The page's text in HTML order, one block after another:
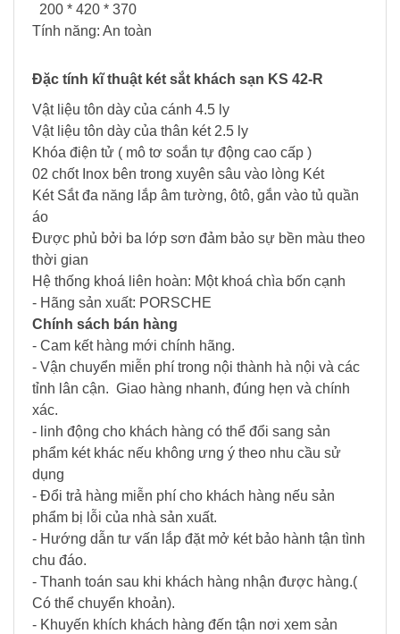
200 * 420 * 370
Tính năng: An toàn
Đặc tính kĩ thuật két sắt khách sạn KS 42-R
Vật liệu tôn dày của cánh 4.5 ly
Vật liệu tôn dày của thân két 2.5 ly
Khóa điện tử ( mô tơ soắn tự động cao cấp )
02 chốt Inox bên trong xuyên sâu vào lòng Két
Két Sắt đa năng lắp âm tường, ôtô, gắn vào tủ quần
áo
Được phủ bởi ba lớp sơn đảm bảo sự bền màu theo
thời gian
Hệ thống khoá liên hoàn: Một khoá chìa bốn cạnh
- Hãng sản xuất: PORSCHE
Chính sách bán hàng
- Cam kết hàng mới chính hãng.
- Vận chuyển miễn phí trong nội thành hà nội và các
tỉnh lân cận. Giao hàng nhanh, đúng hẹn và chính
xác.
- linh động cho khách hàng có thể đổi sang sản
phẩm két khác nếu không ưng ý theo nhu cầu sử
dụng
- Đổi trả hàng miễn phí cho khách hàng nếu sản
phẩm bị lỗi của nhà sản xuất.
- Hướng dẫn tư vấn lắp đặt mở két bảo hành tận tình
chu đáo.
- Thanh toán sau khi khách hàng nhận được hàng.(
Có thể chuyển khoản).
- Khuyến khích khách hàng đến tận nơi xem sản